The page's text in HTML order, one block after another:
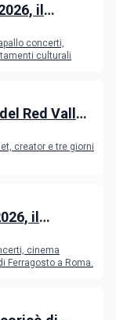
il
concerti,
culturali
Red Valley
creator e tre giorni
il
cinema
Ferragosto a Roma.